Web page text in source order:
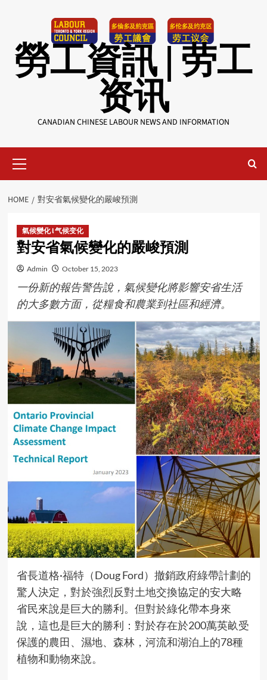
勞工資訊 | 劳工
资讯
CANADIAN CHINESE LABOUR NEWS AND INFORMATION
Menu
HOME 對安省氣候變化的嚴峻預測
氣候變化 l 气候变化
對安省氣候變化的嚴峻預測
Admin October 15, 2023
一份新的報告警告說，氣候變化將影響安省生活
的大多數方面，從糧食和農業到社區和經濟。
省長道格·福特（Doug Ford）撤銷政府綠帶計劃的
驚人決定，對於強烈反對土地交換協定的安大略
省民來說是巨大的勝利。但對於綠化帶本身來
說，這也是巨大的勝利：對於存在於200萬英畝受
保護的農田、濕地、森林，河流和湖泊上的78種
植物和動物來說。